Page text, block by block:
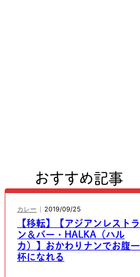
おすすめ記事
カレー 2019/09/25
【移転】【アジアンレストラ
ン＆バー・HALKA（ハル
カ）】おかわりナンでお腹一
杯になれる